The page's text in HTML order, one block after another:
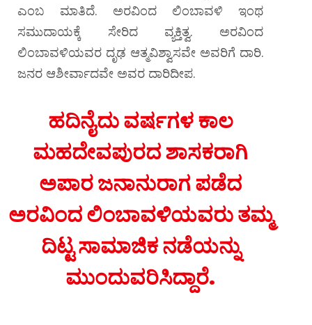
ಎಂಬ ಮಾತಿದೆ. ಅರವಿಂದ ಲಿಂಬಾವಳಿ ಇಂಥ
ಸಮುದಾಯಕ್ಕೆ ಸೇರಿದ ವ್ಯಕ್ತಿತ್ವ. ಅರವಿಂದ
ಲಿಂಬಾವಳಿಯವರ ದೃಢ ಆತ್ಮವಿಶ್ವಾಸವೇ ಅವರಿಗೆ ದಾರಿ.
ಜನರ ಆಶೀರ್ವಾದವೇ ಅವರ ದಾರಿದೀಪ.
ಹದಿನೈದು ವರ್ಷಗಳ ಕಾಲ
ಮಹದೇವಪುರದ ಶಾಸಕರಾಗಿ
ಅಪಾರ ಜನಾನುರಾಗ ಪಡೆದ
ಅರವಿಂದ ಲಿಂಬಾವಳಿಯವರು ತಮ್ಮ
ದಿಟ್ಟ ಸಾಮಾಜಿಕ ನಡೆಯನ್ನು
ಮುಂದುವರಿಸಿದ್ದಾರೆ.